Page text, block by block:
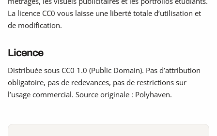
La licence CC0 vous laisse une liberté totale d’utilisation et
de modification.
Licence
Distribuée sous CC0 1.0 (Public Domain). Pas d’attribution
obligatoire, pas de redevances, pas de restrictions sur
l’usage commercial. Source originale : Polyhaven.